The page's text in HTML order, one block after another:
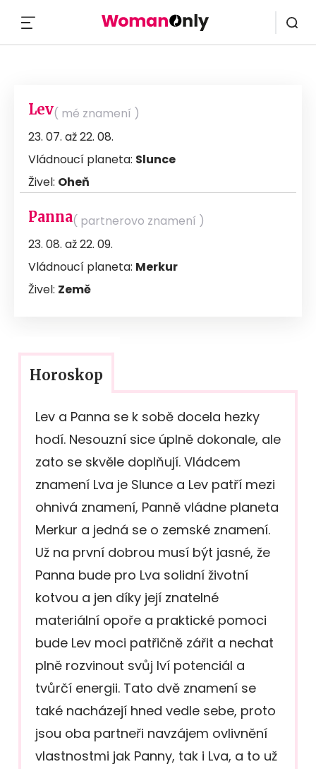
Lev( mé znamení )
23. 07. až 22. 08.
Vládnoucí planeta: Slunce
Živel: Oheň
Panna( partnerovo znamení )
23. 08. až 22. 09.
Vládnoucí planeta: Merkur
Živel: Země
Horoskop
Lev a Panna se k sobě docela hezky
hodí. Nesouzní sice úplně dokonale, ale
zato se skvěle doplňují. Vládcem
znamení Lva je Slunce a Lev patří mezi
ohnivá znamení, Panně vládne planeta
Merkur a jedná se o zemské znamení.
Už na první dobrou musí být jasné, že
Panna bude pro Lva solidní životní
kotvou a jen díky její znatelné
materiální opoře a praktické pomoci
bude Lev moci patřičně zářit a nechat
plně rozvinout svůj lví potenciál a
tvůrčí energii. Tato dvě znamení se
také nacházejí hned vedle sebe, proto
jsou oba partneři navzájem ovlivnění
vlastnostmi jak Panny, tak i Lva, a to už